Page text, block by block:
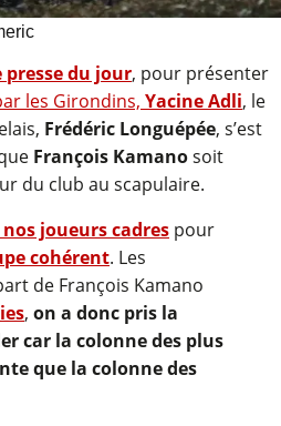
presse du jour, pour présenter
les Girondins, Yacine Adli, le
Frédéric Longuépée, s’est
François Kamanosoit
du club au scapulaire.
joueurs cadres pour
cohérent. Les
de François Kamano
, on a donc pris la
car la colonne des plus
que la colonne des